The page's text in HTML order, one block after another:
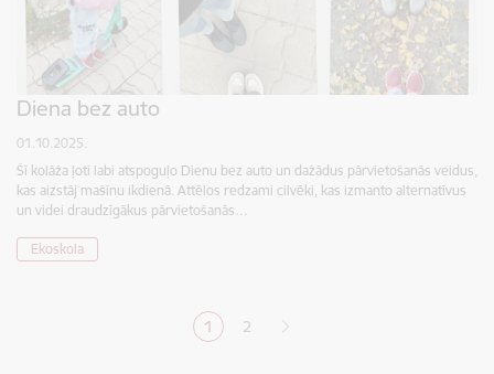
Diena bez auto
01.10.2025.
Šī kolāža ļoti labi atspoguļo Dienu bez auto un dažādus pārvietošanās veidus,
kas aizstāj mašīnu ikdienā. Attēlos redzami cilvēki, kas izmanto alternatīvus
un videi draudzīgākus pārvietošanās…
Ekoskola
Pašreizējā lapa
1 Lapa
2